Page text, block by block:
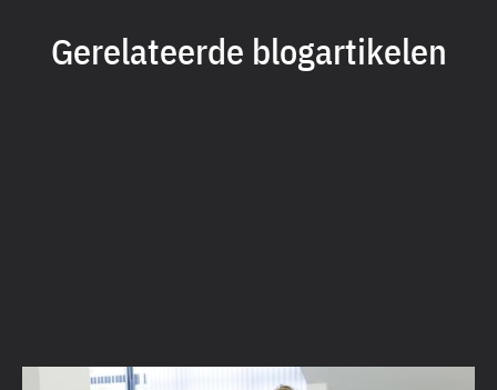
Gerelateerde blogartikelen